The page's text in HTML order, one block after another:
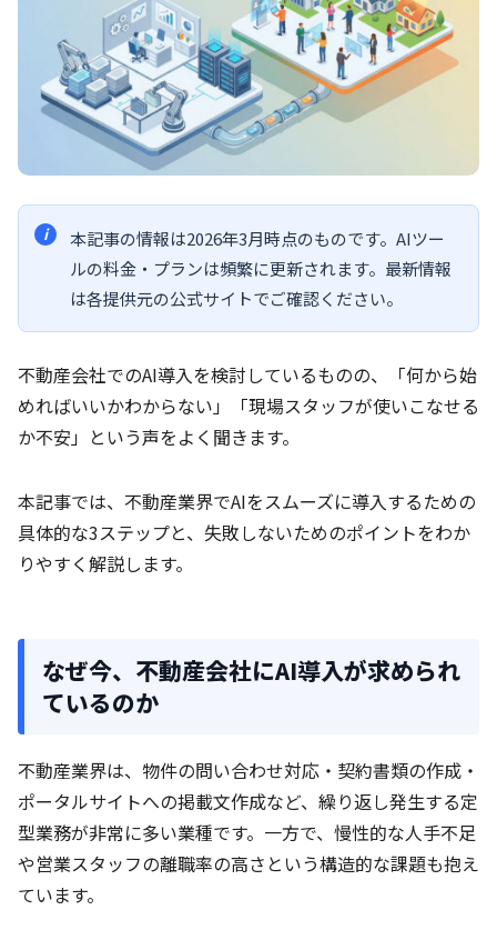
本記事の情報は2026年3月時点のものです。AIツー
ルの料金・プランは頻繁に更新されます。最新情報
は各提供元の公式サイトでご確認ください。
不動産会社でのAI導入を検討しているものの、「何から始
めればいいかわからない」「現場スタッフが使いこなせる
か不安」という声をよく聞きます。
本記事では、不動産業界でAIをスムーズに導入するための
具体的な3ステップと、失敗しないためのポイントをわか
りやすく解説します。
なぜ今、不動産会社にAI導入が求められ
ているのか
不動産業界は、物件の問い合わせ対応・契約書類の作成・
ポータルサイトへの掲載文作成など、繰り返し発生する定
型業務が非常に多い業種です。一方で、慢性的な人手不足
や営業スタッフの離職率の高さという構造的な課題も抱え
ています。